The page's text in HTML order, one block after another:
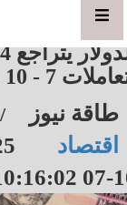
7 - 10 - 2025
طاقة نيوز /
اقتصاد
10-07